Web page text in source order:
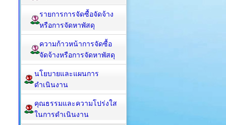
รายการการจัดซื้อจัดจ้าง
หรือการจัดหาพัสดุ
ความก้าวหน้าการจัดซื้อ
จัดจ้างหรือการจัดหาพัสดุ
นโยบายและแผนการ
ดำเนินงาน
คุณธรรมและความโปร่งใส
ในการดำเนินงาน